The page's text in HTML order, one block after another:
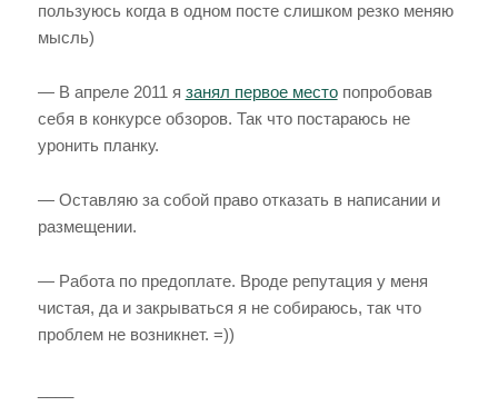
пользуюсь когда в одном посте слишком резко меняю
мысль)
— В апреле 2011 я занял первое местопопробовав
себя в конкурсе обзоров. Так что постараюсь не
уронить планку.
— Оставляю за собой право отказать в написании и
размещении.
— Работа по предоплате. Вроде репутация у меня
чистая, да и закрываться я не собираюсь, так что
проблем не возникнет. =))